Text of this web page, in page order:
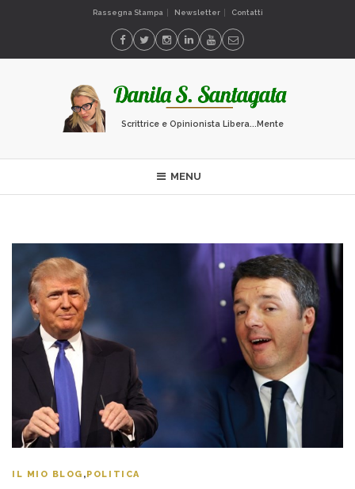
Rassegna Stampa Newsletter Contatti
Scrittrice e Opinionista Libera...Mente
MENU
IL MIO BLOG ,POLITICA